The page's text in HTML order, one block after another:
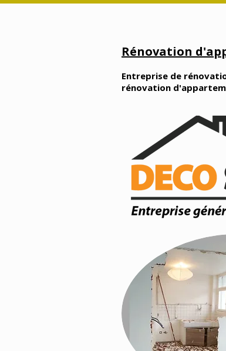
Rénovation
Entreprise de
rénovation